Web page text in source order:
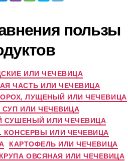
пользы
ИЛИ ЧЕЧЕВИЦА
ЧАСТЬ ИЛИ ЧЕЧЕВИЦА
ЛУЩЕНЫЙ ИЛИ ЧЕЧЕВИЦА
ИЛИ ЧЕЧЕВИЦА
СУШЕНЫЙ ИЛИ ЧЕЧЕВИЦА
КОНСЕРВЫ ИЛИ ЧЕЧЕВИЦА
КАРТОФЕЛЬ ИЛИ ЧЕЧЕВИЦА
КРУПА ОВСЯНАЯ ИЛИ ЧЕЧЕВИЦА